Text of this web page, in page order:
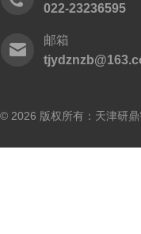
022-23236595
邮箱
© 2026 版权所有：天津研